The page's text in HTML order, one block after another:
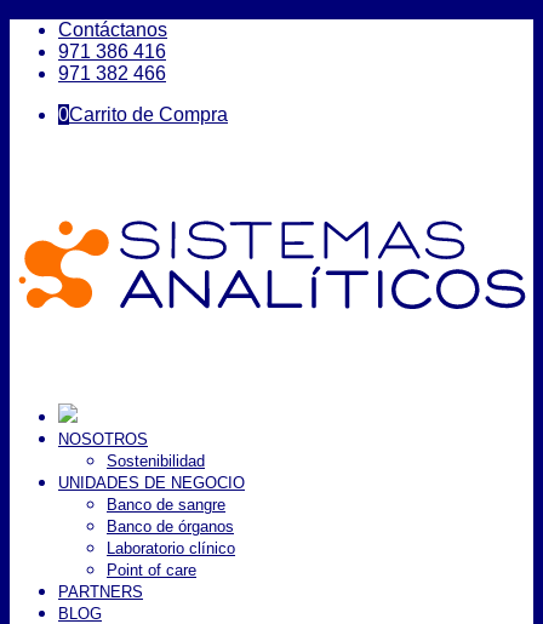
Contáctanos
971 386 416
971 382 466
0Carrito de Compra
NOSOTROS
Sostenibilidad
UNIDADES DE NEGOCIO
Banco de sangre
Banco de órganos
Laboratorio clínico
Point of care
PARTNERS
BLOG